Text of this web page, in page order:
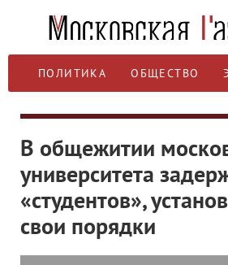
ПОЛИТИКА ОБЩЕСТВО
В общежитии
университета
«студентов»,
свои порядки